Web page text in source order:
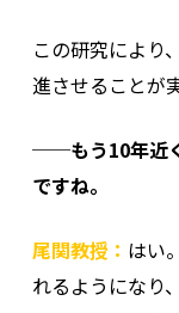
この研究により
進させることが
──もう10年近
ですね。
尾関教授： はい
れるようになり